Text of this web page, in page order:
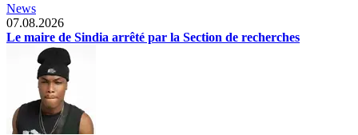
News
07.08.2026
Le maire de Sindia arrêté par la Section de recherches